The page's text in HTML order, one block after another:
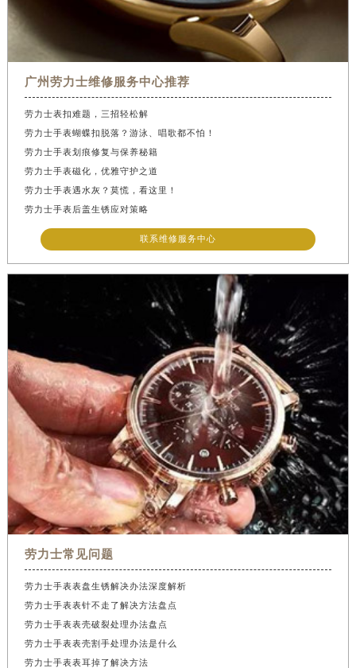
广州劳力士维修服务中心推荐
劳力士表扣难题，三招轻松解
劳力士手表蝴蝶扣脱落？游泳、唱歌都不怕！
劳力士手表划痕修复与保养秘籍
劳力士手表磁化，优雅守护之道
劳力士手表遇水灰？莫慌，看这里！
劳力士手表后盖生锈应对策略
联系维修服务中心
劳力士常见问题
劳力士手表表盘生锈解决办法深度解析
劳力士手表表针不走了解决方法盘点
劳力士手表表壳破裂处理办法盘点
劳力士手表表壳割手处理办法是什么
劳力士手表表耳掉了解决方法